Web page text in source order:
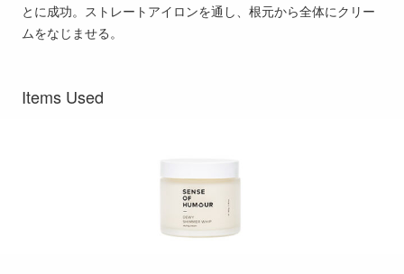
とに成功。ストレートアイロンを通し、根元から全体にクリー
ムをなじませる。
Items Used